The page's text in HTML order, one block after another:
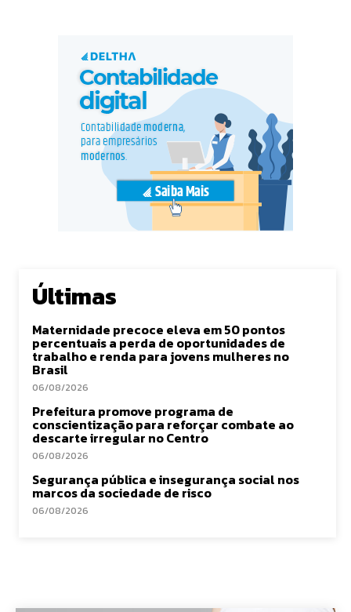
Últimas
Maternidade precoce eleva em 50 pontos
percentuais a perda de oportunidades de
trabalho e renda para jovens mulheres no
Brasil
06/08/2026
Prefeitura promove programa de
conscientização para reforçar combate ao
descarte irregular no Centro
06/08/2026
Segurança pública e insegurança social nos
marcos da sociedade de risco
06/08/2026